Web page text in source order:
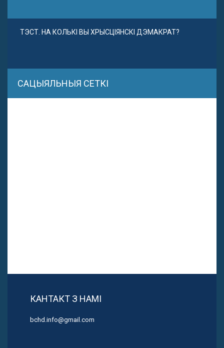
ТЭСТ. НА КОЛЬКІ ВЫ ХРЫСЦІЯНСКІ ДЭМАКРАТ?
САЦЫЯЛЬНЫЯ СЕТКІ
КАНТАКТ З НАМІ
bchd.info@gmail.com